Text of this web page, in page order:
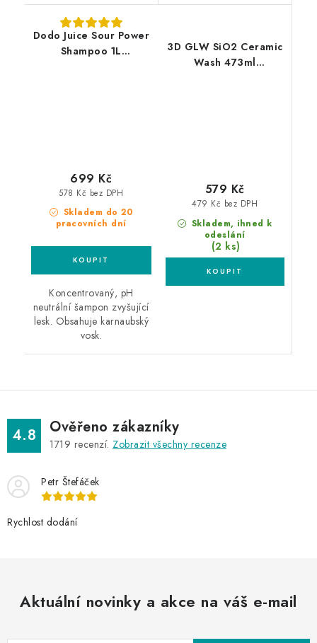
Dodo Juice Sour Power
Shampoo 1L
Skladem do 20
pracovních dní
578 Kč bez DPH
699 Kč
Koncentrovaný, pH
neutrální šampon zvyšující
lesk. Obsahuje karnaubský
vosk.
3D GLW SiO2 Ceramic
Wash 473ml
Skladem, ihned k
odeslání
(2 ks)
479 Kč bez DPH
579 Kč
4.8 Ověřeno zákazníky
1719 recenzí. Zobrazit všechny recenze
Petr Štefáček
Rychlost dodání
Aktuální novinky a akce na váš e-mail